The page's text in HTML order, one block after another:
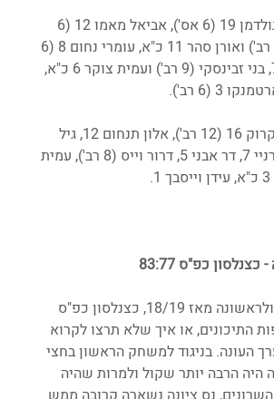
רב'), שגיא גודס 7, בני זבינסקי (9 רב') ועמית צוקר 6 כ"א,
קלעו לחיפה: לב קרוק 16 (12 רב'), אלון תנחום 12, גיל
ביניה 9, רועי צ'ארניי 7, דר אבני 5, דרור וייס (8 רב'), עמית
כפ"ס 83:77
בפעם השלישית ולראשונה מאז 18/19, כצנלסון כפ"ס
התיכונים, או איך שלא תרצו לקרוא
העונה. בניגוד למשחק הראשון בחצי
היה הרבה יותר שקול ולמרות שהיה